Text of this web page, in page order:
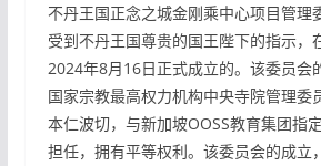
不丹王国正念之城金刚乘中心项目管理
受到不丹王国尊贵的国王陛下的指示，
2024年8月16日正式成立的。该委员会
国家宗教最高权力机构中央寺院管理委
本仁波切，与新加坡OOSS教育集团指
担任，拥有平等权利。该委员会的成立